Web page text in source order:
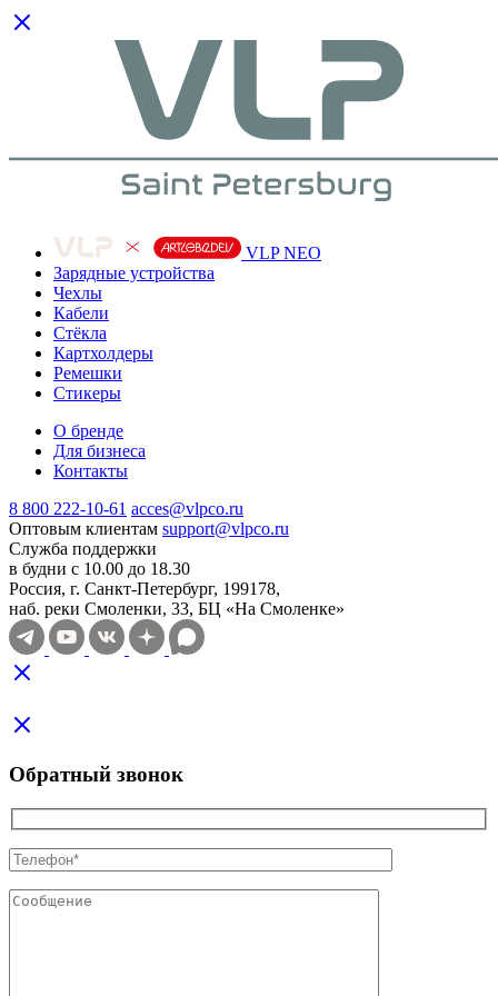
VLP NEO
Зарядные устройства
Чехлы
Кабели
Cтёкла
Картхолдеры
Ремешки
Стикеры
О бренде
Для бизнеса
Контакты
8 800 222-10-61 acces@vlpco.ru
Оптовым клиентам support@vlpco.ru
Служба поддержки
в будни с 10.00 до 18.30
Россия, г. Санкт-Петербург, 199178,
наб. реки Смоленки, 33, БЦ «На Смоленке»
Обратный звонок